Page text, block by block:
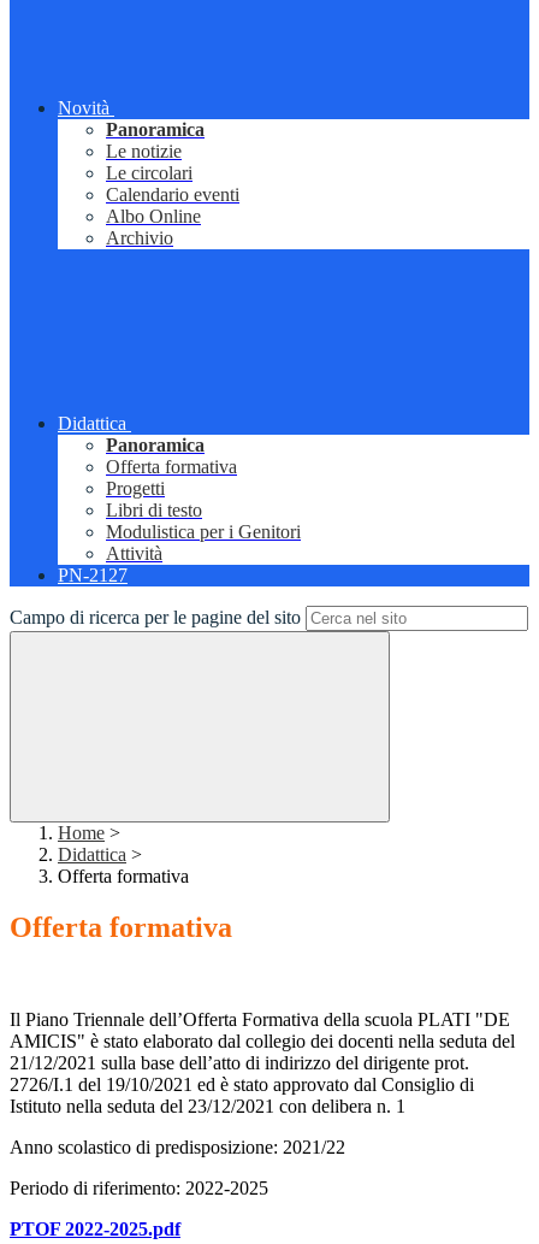
Novità
Panoramica
Le notizie
Le circolari
Calendario eventi
Albo Online
Archivio
Didattica
Panoramica
Offerta formativa
Progetti
Libri di testo
Modulistica per i Genitori
Attività
PN-2127
Campo di ricerca per le pagine del sito
Home >
Didattica >
Offerta formativa
Offerta formativa
Il Piano Triennale dell’Offerta Formativa della scuola PLATI "DE
AMICIS" è stato elaborato dal collegio dei docenti nella seduta del
21/12/2021 sulla base dell’atto di indirizzo del dirigente prot.
2726/I.1 del 19/10/2021 ed è stato approvato dal Consiglio di
Istituto nella seduta del 23/12/2021 con delibera n. 1
Anno scolastico di predisposizione: 2021/22
Periodo di riferimento: 2022-2025
PTOF 2022-2025.pdf